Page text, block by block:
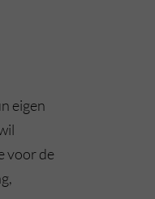
eigen
voor de